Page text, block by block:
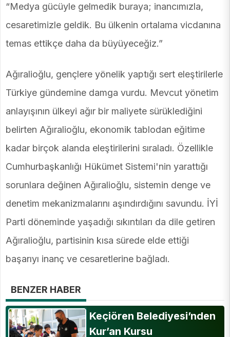
“Medya gücüyle gelmedik buraya; inancımızla,
cesaretimizle geldik. Bu ülkenin ortalama vicdanına
temas ettikçe daha da büyüyeceğiz.”
Ağıralioğlu, gençlere yönelik yaptığı sert eleştirilerle
Türkiye gündemine damga vurdu. Mevcut yönetim
anlayışının ülkeyi ağır bir maliyete sürüklediğini
belirten Ağıralioğlu, ekonomik tablodan eğitime
kadar birçok alanda eleştirilerini sıraladı. Özellikle
Cumhurbaşkanlığı Hükümet Sistemi'nin yarattığı
sorunlara değinen Ağıralioğlu, sistemin denge ve
denetim mekanizmalarını aşındırdığını savundu. İYİ
Parti döneminde yaşadığı sıkıntıları da dile getiren
Ağıralioğlu, partisinin kısa sürede elde ettiği
başarıyı inanç ve cesaretlerine bağladı.
BENZER HABER
Keçiören Belediyesi’nden
Kur’an Kursu